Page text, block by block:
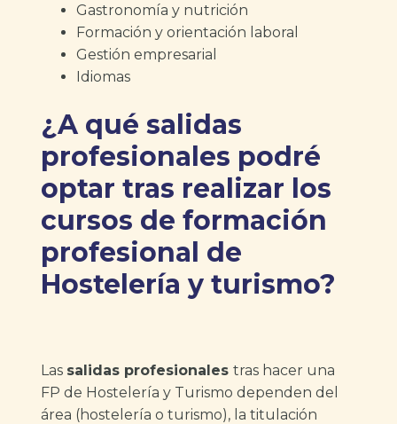
Gastronomía y nutrición
Formación y orientación laboral
Gestión empresarial
Idiomas
¿A qué salidas
profesionales podré
optar tras realizar los
cursos de formación
profesional de
Hostelería y turismo?
Las salidas profesionales tras hacer una
FP de Hostelería y Turismo dependen del
área (hostelería o turismo), la titulación